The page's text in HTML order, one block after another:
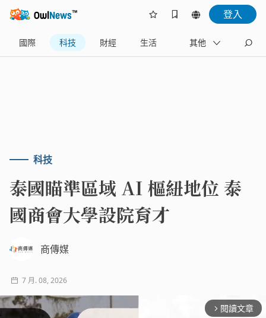
登入
國際 科技 財經 生活 政治
其他
科技
泰國瞄準區域 AI 樞紐地位 泰
國商會大學設院育才
商傳媒
7 月. 08, 2026
arrow_forward_ios 閱讀文章